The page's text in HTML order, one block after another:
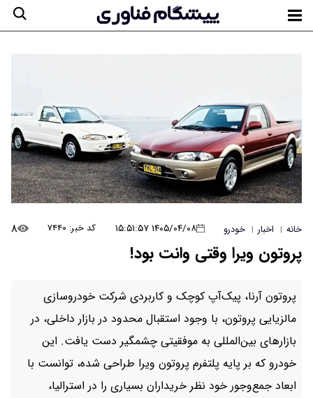
خانه | اخبار | خودرو ۱۴۰۵/۰۴/۰۸ ۱۵:۵۱:۵۷ کد خبر: ۷۴۴۰ ۸
پروتون ویرا وقتی وانت بود!
پروتون آرنا، پیک‌آپ کوچک و کاربردی شرکت خودروسازی
مالزیایی پروتون، با وجود استقبال محدود در بازار داخلی، در
بازارهای بین‌المللی به موفقیتی چشمگیر دست یافت. این
خودرو که بر پایه پلتفرم پروتون ویرا طراحی شده، توانست با
ابعاد جمع‌وجور خود نظر خریداران بسیاری را در استرالیا،